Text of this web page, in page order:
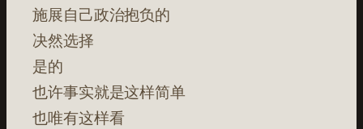
施展自己政治抱负的
决然选择
是的
也许事实就是这样简单
也唯有这样看